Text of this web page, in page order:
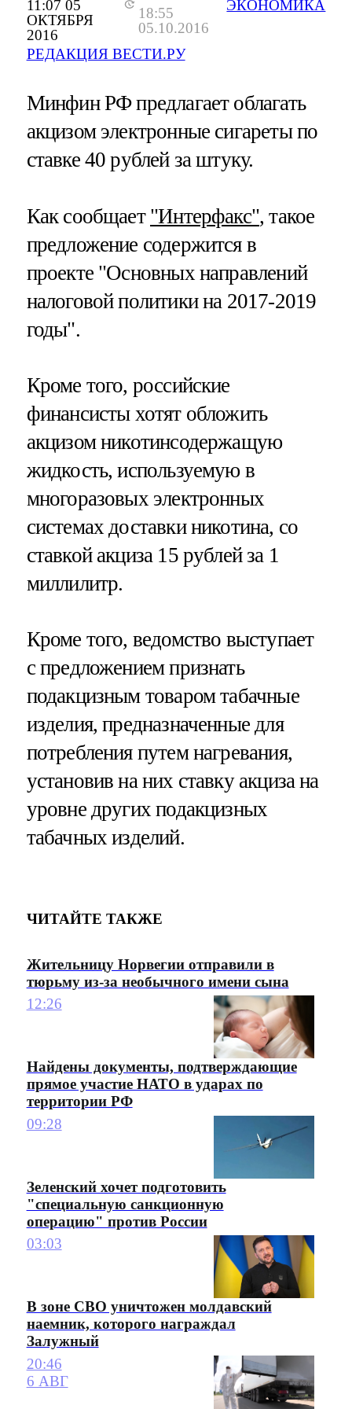
11:07 05
ОКТЯБРЯ
2016
18:55
05.10.2016
РЕДАКЦИЯ ВЕСТИ.РУ
ЭКОНОМИКА
Минфин РФ предлагает облагать
акцизом электронные сигареты по
ставке 40 рублей за штуку.
Как сообщает "Интерфакс", такое
предложение содержится в
проекте "Основных направлений
налоговой политики на 2017-2019
годы".
Кроме того, российские
финансисты хотят обложить
акцизом никотинсодержащую
жидкость, используемую в
многоразовых электронных
системах доставки никотина, со
ставкой акциза 15 рублей за 1
миллилитр.
Кроме того, ведомство выступает
с предложением признать
подакцизным товаром табачные
изделия, предназначенные для
потребления путем нагревания,
установив на них ставку акциза на
уровне других подакцизных
табачных изделий.
ЧИТАЙТЕ ТАКЖЕ
Жительницу Норвегии отправили в
тюрьму из-за необычного имени сына
12:26
Найдены документы, подтверждающие
прямое участие НАТО в ударах по
территории РФ
09:28
Зеленский хочет подготовить
"специальную санкционную
операцию" против России
03:03
В зоне СВО уничтожен молдавский
наемник, которого награждал
Залужный
20:46
6 АВГ